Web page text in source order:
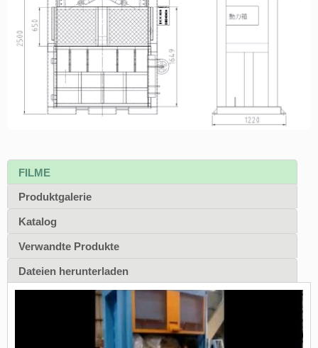
FILME
Produktgalerie
Katalog
Verwandte Produkte
Dateien herunterladen